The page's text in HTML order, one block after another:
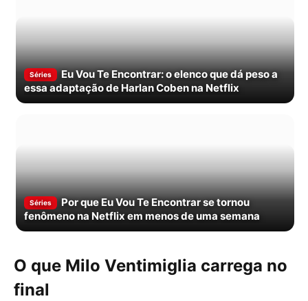
Séries
Eu Vou Te Encontrar: o elenco que dá peso a
essa adaptação de Harlan Coben na Netflix
Séries
Por que Eu Vou Te Encontrar se tornou
fenômeno na Netflix em menos de uma semana
O que Milo Ventimiglia carrega no
final